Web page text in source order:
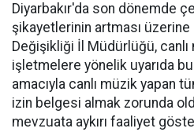
Diyarbakır'da son dönemde
şikayetlerinin artması
Değişikliği İl Müdürlüğü, canlı
işletmelere yönelik uyarıda
amacıyla canlı müzik yapan
izin belgesi almak zorunda
mevzuata aykırı faaliyet